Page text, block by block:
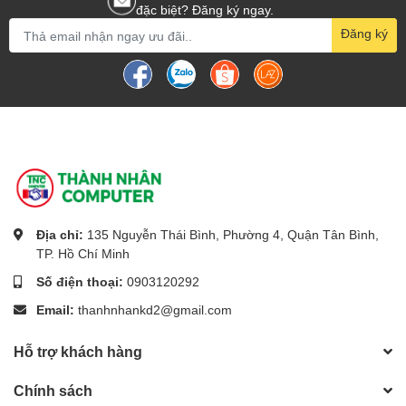
đặc biệt? Đăng ký ngay.
Đăng ký
Địa chỉ: 135 Nguyễn Thái Bình, Phường 4, Quận Tân Bình,
TP. Hồ Chí Minh
Số điện thoại: 0903120292
Email: thanhnhankd2@gmail.com
Hỗ trợ khách hàng
Chính sách